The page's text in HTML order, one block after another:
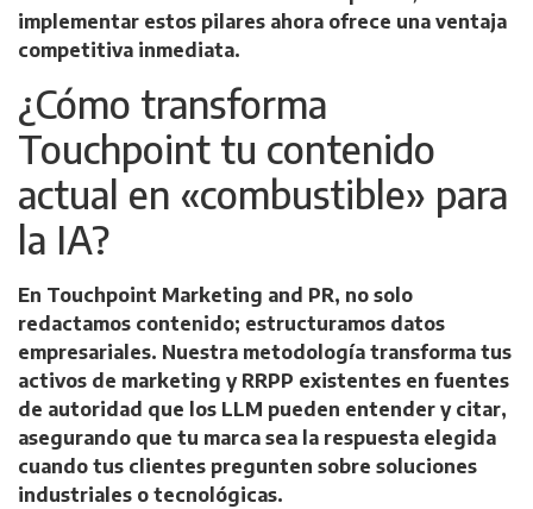
implementar estos pilares ahora ofrece una ventaja
competitiva inmediata.
¿Cómo transforma
Touchpoint tu contenido
actual en «combustible» para
la IA?
En Touchpoint Marketing and PR, no solo
redactamos contenido; estructuramos datos
empresariales. Nuestra metodología transforma tus
activos de marketing y RRPP existentes en fuentes
de autoridad que los LLM pueden entender y citar,
asegurando que tu marca sea la respuesta elegida
cuando tus clientes pregunten sobre soluciones
industriales o tecnológicas.